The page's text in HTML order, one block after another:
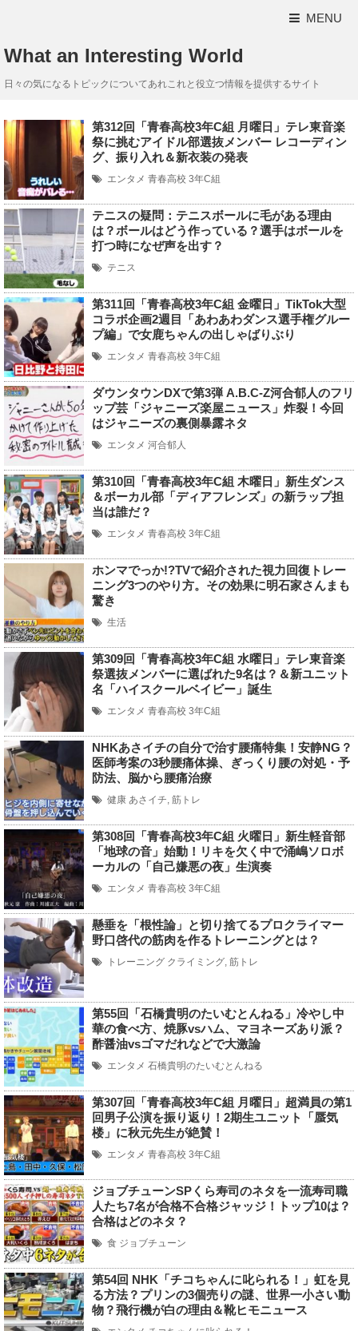
MENU
What an Interesting World
日々の気になるトピックについてあれこれと役立つ情報を提供するサイト
第312回「青春高校3年C組 月曜日」テレ東音楽
祭に挑むアイドル部選抜メンバー レコーディン
グ、振り入れ＆新衣装の発表
エンタメ 青春高校 3年C組
テニスの疑問：テニスボールに毛がある理由
は？ボールはどう作っている？選手はボールを
打つ時になぜ声を出す？
テニス
第311回「青春高校3年C組 金曜日」TikTok大型
コラボ企画2週目「あわあわダンス選手権グルー
プ編」で女鹿ちゃんの出しゃばりぶり
エンタメ 青春高校 3年C組
ダウンタウンDXで第3弾 A.B.C-Z河合郁人のフリ
ップ芸「ジャニーズ楽屋ニュース」炸裂！今回
はジャニーズの裏側暴露ネタ
エンタメ 河合郁人
第310回「青春高校3年C組 木曜日」新生ダンス
＆ボーカル部「ディアフレンズ」の新ラップ担
当は誰だ？
エンタメ 青春高校 3年C組
ホンマでっか!?TVで紹介された視力回復トレー
ニング3つのやり方。その効果に明石家さんまも
驚き
生活
第309回「青春高校3年C組 水曜日」テレ東音楽
祭選抜メンバーに選ばれた9名は？＆新ユニット
名「ハイスクールベイビー」誕生
エンタメ 青春高校 3年C組
NHKあさイチの自分で治す腰痛特集！安静NG？
医師考案の3秒腰痛体操、ぎっくり腰の対処・予
防法、脳から腰痛治療
健康 あさイチ, 筋トレ
第308回「青春高校3年C組 火曜日」新生軽音部
「地球の音」始動！リキを欠く中で涌嶋ソロボ
ーカルの「自己嫌悪の夜」生演奏
エンタメ 青春高校 3年C組
懸垂を「根性論」と切り捨てるプロクライマー
野口啓代の筋肉を作るトレーニングとは？
トレーニング クライミング, 筋トレ
第55回「石橋貴明のたいむとんねる」冷やし中
華の食べ方、焼豚vsハム、マヨネーズあり派？
酢醤油vsゴマだれなどで大激論
エンタメ 石橋貴明のたいむとんねる
第307回「青春高校3年C組 月曜日」超満員の第1
回男子公演を振り返り！2期生ユニット「蜃気
楼」に秋元先生が絶賛！
エンタメ 青春高校 3年C組
ジョブチューンSPくら寿司のネタを一流寿司職
人たち7名が合格不合格ジャッジ！トップ10は？
合格はどのネタ？
食 ジョブチューン
第54回 NHK「チコちゃんに叱られる！」虹を見
る方法？プリンの3個売りの謎、世界一小さい動
物？飛行機が白の理由＆靴ヒモニュース